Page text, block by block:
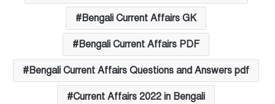
Bengali Current Affairs GK
Bengali Current Affairs PDF
Bengali Current Affairs Questions and Answers pdf
Current Affairs 2022 in Bengali